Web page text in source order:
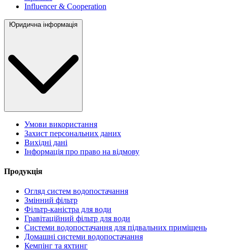
Influencer & Cooperation
Юридична інформація
Умови використання
Захист персональних даних
Вихідні дані
Інформація про право на відмову
Продукція
Огляд систем водопостачання
Змінний фільтр
Фільтр-каністра для води
Гравітаційний фільтр для води
Системи водопостачання для підвальних приміщень
Домашні системи водопостачання
Кемпінг та яхтинг